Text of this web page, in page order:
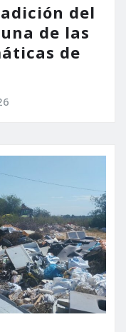
del
de las
de